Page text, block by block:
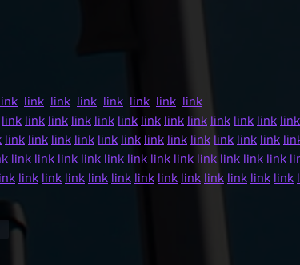
link link link link link link link
link link link link link link link link link link link link link
link link link link link link link link link link link link
link link link link link link link link link link link link
link link link link link link link link link link link link